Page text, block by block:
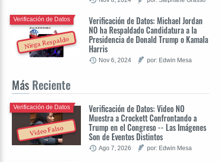
Niega Respaldo
Verificación de Datos: Michael Jordan
NO ha Respaldado Candidatura a la
Presidencia de Donald Trump o Kamala
Harris
Verificación de Datos
Nov 6, 2024 por: Edwin Mesa
Más Reciente
Video Falso
Verificación de Datos: Video NO
Muestra a Crockett Confrontando a
Trump en el Congreso -- Las Imágenes
Son de Eventos Distintos
Verificación de Datos
Ago 7, 2026 por: Edwin Mesa